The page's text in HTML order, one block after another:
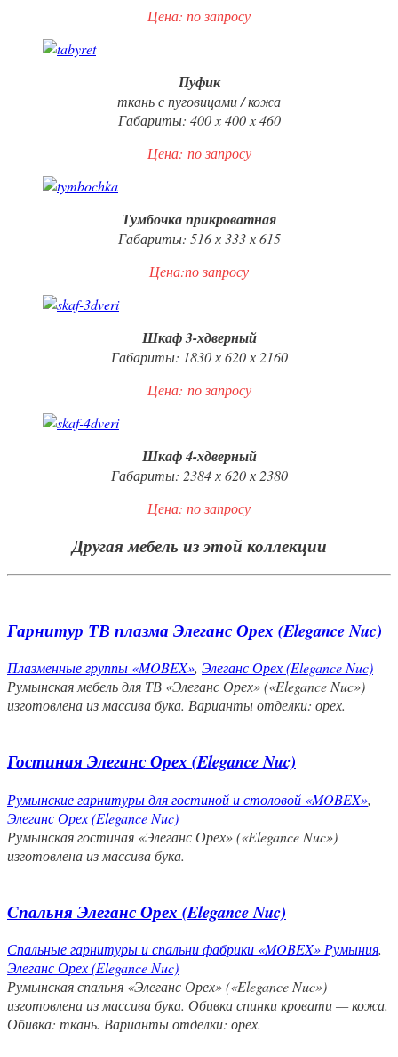
Цена: по запросу
Пуфик
ткань с пуговицами / кожа
Габариты: 400 x 400 x 460
Цена: по запросу
Тумбочка прикроватная
Габариты: 516 х 333 х 615
Цена:по запросу
Шкаф 3-хдверный
Габариты: 1830 х 620 х 2160
Цена: по запросу
Шкаф 4-хдверный
Габариты: 2384 х 620 х 2380
Цена: по запросу
Другая мебель из этой коллекции
Гарнитур ТВ плазма Элеганс Орех (Elegance Nuc)
Плазменные группы «MOBEX», Элеганс Орех (Elegance Nuc)
Румынская мебель для ТВ «Элеганс Орех» («Elegance Nuc»)
изготовлена из массива бука. Варианты отделки: орех.
Гостиная Элеганс Орех (Elegance Nuc)
Румынские гарнитуры для гостиной и столовой «MOBEX»,
Элеганс Орех (Elegance Nuc)
Румынская гостиная «Элеганс Орех» («Elegance Nuc»)
изготовлена из массива бука.
Спальня Элеганс Орех (Elegance Nuc)
Спальные гарнитуры и спальни фабрики «MOBEX» Румыния,
Элеганс Орех (Elegance Nuc)
Румынская спальня «Элеганс Орех» («Elegance Nuc»)
изготовлена из массива бука. Обивка спинки кровати — кожа.
Обивка: ткань. Варианты отделки: орех.